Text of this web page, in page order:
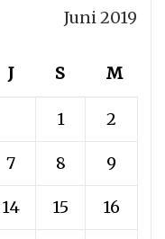
Juni 2019
J S M
1 2
7 8 9
14 15 16